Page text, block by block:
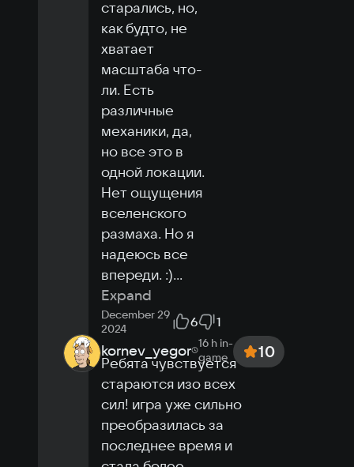
OpenGL supported graphics card with 32
старались, но,
как будто, не
хватает
масштаба что-
ли. Есть
различные
механики, да,
но все это в
одной локации.
Нет ощущения
вселенского
размаха. Но я
надеюсь все
впереди. :)...
Expand
December 29
2024
6 1
kornev_yegor 16 h in-
game
10
Ребята чувствуется
стараются изо всех
сил! игра уже сильно
преобразилась за
последнее время и